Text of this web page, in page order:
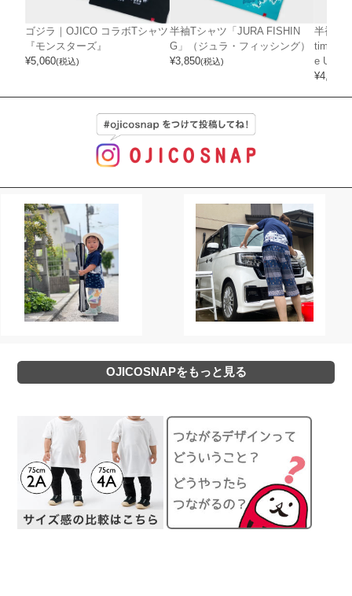
ゴジラ｜OJICO コラボTシャツ
『モンスターズ』
¥5,060(税込)
半袖Tシャツ「JURA FISHIN
G」（ジュラ・フィッシング）
¥3,850(税込)
半袖T
timate
e
¥4,290
OJICOSNAPをもっと見る